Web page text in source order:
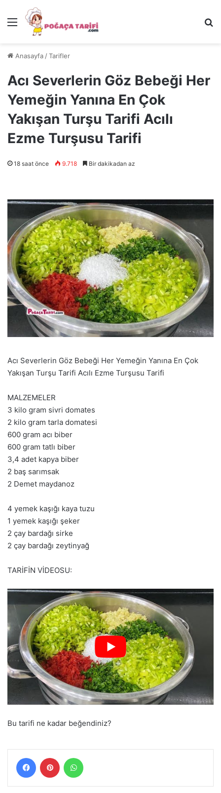
Menü
Anasayfa /Tarifler
Acı Severlerin Göz Bebeği Her
Yemeğin Yanına En Çok
Yakışan Turşu Tarifi Acılı
Ezme Turşusu Tarifi
18 saat önce 9.718 Bir dakikadan az
Acı Severlerin Göz Bebeği Her Yemeğin Yanına En Çok
Yakışan Turşu Tarifi Acılı Ezme Turşusu Tarifi
MALZEMELER
3 kilo gram sivri domates
2 kilo gram tarla domatesi
600 gram acı biber
600 gram tatlı biber
3,4 adet kapya biber
2 baş sarımsak
2 Demet maydanoz
4 yemek kaşığı kaya tuzu
1 yemek kaşığı şeker
2 çay bardağı sirke
2 çay bardağı zeytinyağ
TARİFİN VİDEOSU:
Bu tarifi ne kadar beğendiniz?
FacebookPinterest